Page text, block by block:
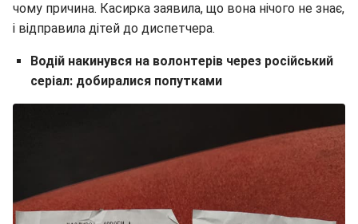
чому причина. Касирка заявила, що вона нічого не знає,
і відправила дітей до диспетчера.
Водій накинувся на волонтерів через російський
серіал: добиралися попутками